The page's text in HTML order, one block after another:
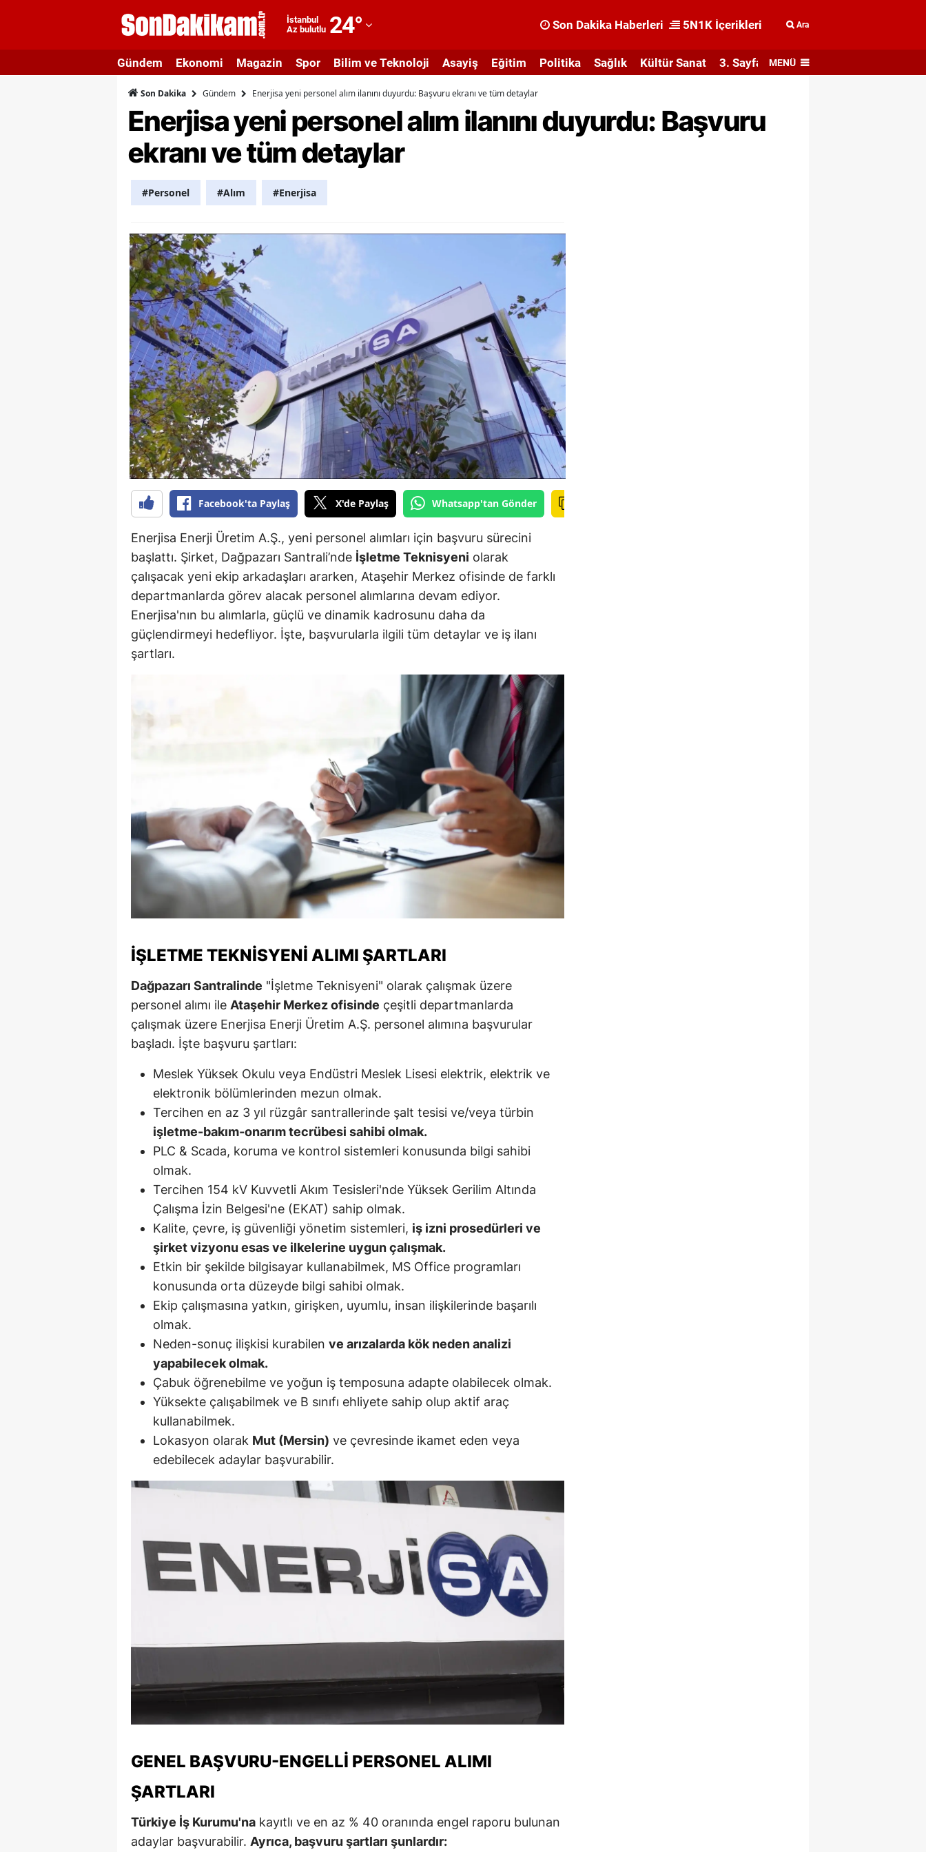
İstanbul
Az bulutlu 24°
Adıyaman
Afyonkarahisar
Ağrı
Amasya
Ankara
Artvin
Bingöl
Bitlis
Bolu
Burdur
Bursa
Çanakkale
Çankırı
Çorum
Denizli
Diyarbakır
Edirne
Gaziantep
Giresun
Gümüşhane
Hakkari
Hatay
Isparta
Mersin
İzmir
Kars
Kırklareli
Kütahya
Malatya
Manisa
Kahramanmaraş
Mardin
Muş
Niğde
Ordu
Samsun
Siirt
Tekirdağ
Tunceli
Uşak
Van
Son Dakika Haberleri 5N1K İçerikleri Ara
Gündem Ekonomi Magazin Spor Bilim ve Teknoloji Asayiş Eğitim Politika Sağlık Kültür Sanat 3. Sayfa MENÜ
Son Dakika Gündem Enerjisa yeni personel alım ilanını duyurdu: Başvuru ekranı ve tüm detaylar
Enerjisa yeni personel alım ilanını duyurdu: Başvuru
ekranı ve tüm detaylar
#Personel #Alım #Enerjisa
Facebook'ta Paylaş X'de Paylaş Whatsapp'tan Gönder
Enerjisa Enerji Üretim A.Ş., yeni personel alımları için başvuru sürecini
başlattı. Şirket, Dağpazarı Santrali’nde İşletme Teknisyeni olarak
çalışacak yeni ekip arkadaşları ararken, Ataşehir Merkez ofisinde de farklı
departmanlarda görev alacak personel alımlarına devam ediyor.
Enerjisa'nın bu alımlarla, güçlü ve dinamik kadrosunu daha da
güçlendirmeyi hedefliyor. İşte, başvurularla ilgili tüm detaylar ve iş ilanı
şartları.
İŞLETME TEKNISYENI ALIMI ŞARTLARI
Dağpazarı Santralinde "İşletme Teknisyeni" olarak çalışmak üzere
personel alımı ile Ataşehir Merkez ofisinde çeşitli departmanlarda
çalışmak üzere Enerjisa Enerji Üretim A.Ş. personel alımına başvurular
başladı. İşte başvuru şartları:
Meslek Yüksek Okulu veya Endüstri Meslek Lisesi elektrik, elektrik ve
elektronik bölümlerinden mezun olmak.
Tercihen en az 3 yıl rüzgâr santrallerinde şalt tesisi ve/veya türbin
işletme-bakım-onarım tecrübesi sahibi olmak.
PLC & Scada, koruma ve kontrol sistemleri konusunda bilgi sahibi
olmak.
Tercihen 154 kV Kuvvetli Akım Tesisleri'nde Yüksek Gerilim Altında
Çalışma İzin Belgesi'ne (EKAT) sahip olmak.
Kalite, çevre, iş güvenliği yönetim sistemleri, iş izni prosedürleri ve
şirket vizyonu esas ve ilkelerine uygun çalışmak.
Etkin bir şekilde bilgisayar kullanabilmek, MS Office programları
konusunda orta düzeyde bilgi sahibi olmak.
Ekip çalışmasına yatkın, girişken, uyumlu, insan ilişkilerinde başarılı
olmak.
Neden-sonuç ilişkisi kurabilen ve arızalarda kök neden analizi
yapabilecek olmak.
Çabuk öğrenebilme ve yoğun iş temposuna adapte olabilecek olmak.
Yüksekte çalışabilmek ve B sınıfı ehliyete sahip olup aktif araç
kullanabilmek.
Lokasyon olarak Mut (Mersin) ve çevresinde ikamet eden veya
edebilecek adaylar başvurabilir.
GENEL BAŞVURU-ENGELLI PERSONEL ALIMI
ŞARTLARI
Türkiye İş Kurumu'na kayıtlı ve en az % 40 oranında engel raporu bulunan
adaylar başvurabilir. Ayrıca, başvuru şartları şunlardır: